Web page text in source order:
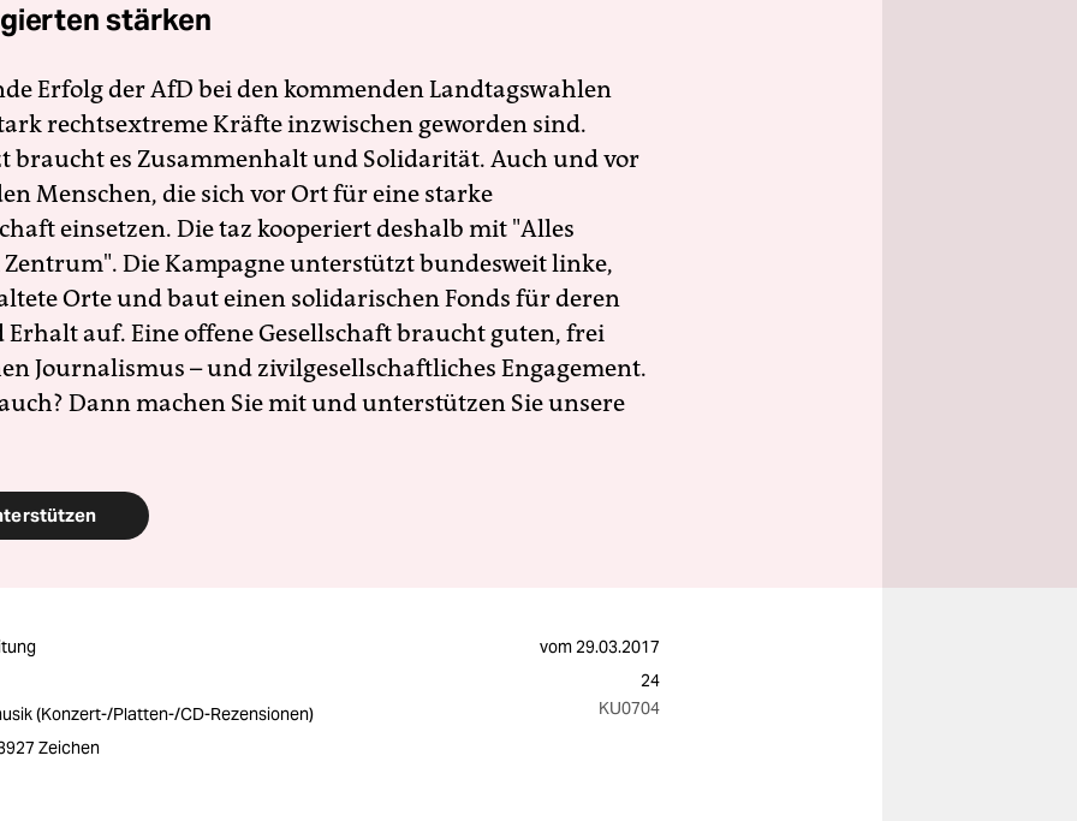
stärken
Erfolg der AfD bei den kommenden Landtagswahlen
rechtsextreme Kräfte inzwischen geworden sind.
braucht es Zusammenhalt und Solidarität. Auch und vor
Menschen, die sich vor Ort für eine starke
einsetzen. Die taz kooperiert deshalb mit "Alles
Die Kampagne unterstützt bundesweit linke,
Orte und baut einen solidarischen Fonds für deren
Erhalt auf. Eine offene Gesellschaft braucht guten, frei
Journalismus – und zivilgesellschaftliches Engagement.
Dann machen Sie mit und unterstützen Sie unsere
vom29.03.2017
24
(Konzert-/Platten-/CD-Rezensionen)
KU0704
Zeichen